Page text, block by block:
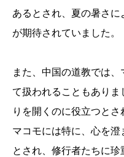
あるとされ、夏の暑さ
が期待されていました。
また、中国の道教では
て扱われることもあり
りを開くのに役立つとさ
マコモには特に、心を
とされ、修行者たちに